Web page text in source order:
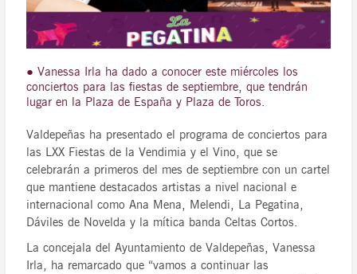
● Vanessa Irla ha dado a conocer este miércoles los
conciertos para las fiestas de septiembre, que tendrán
lugar en la Plaza de España y Plaza de Toros.
Valdepeñas ha presentado el programa de conciertos para
las LXX Fiestas de la Vendimia y el Vino, que se
celebrarán a primeros del mes de septiembre con un cartel
que mantiene destacados artistas a nivel nacional e
internacional como Ana Mena, Melendi, La Pegatina,
Dáviles de Novelda y la mítica banda Celtas Cortos.
La concejala del Ayuntamiento de Valdepeñas, Vanessa
Irla, ha remarcado que “vamos a continuar las